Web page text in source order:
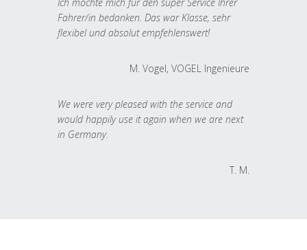
Fahrer/in bedanken. Das war Klasse, sehr
flexibel und absolut empfehlenswert!
M. Vogel, VOGEL Ingenieure
We were very pleased with the service and
would happily use it again when we are next
in Germany.
T. M.